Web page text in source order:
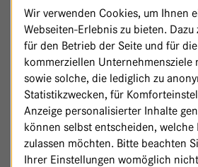
Britta Jaruschewitz
Ansprechpartnerin für Pflege-
Praktikanten@havelhoehe.de
Wir verwenden Cookies, um Ihnen
Webseiten-Erlebnis zu bieten.
für den Betrieb der Seite und für
kommerziellen Unternehmensziele
sowie solche, die lediglich zu
Statistikzwecken, für
Anzeige personalisierter Inhalte
können selbst entscheiden, welche
zulassen möchten. Bitte beachten
Ihrer Einstellungen womöglich